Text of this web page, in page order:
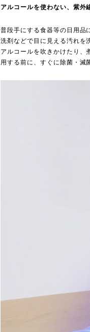
アルコールを使わない、紫外
普段手にする食器等の日用品
洗剤などで目に見える汚れを
アルコールを吹きかけたり、
用する前に、すぐに除菌・滅